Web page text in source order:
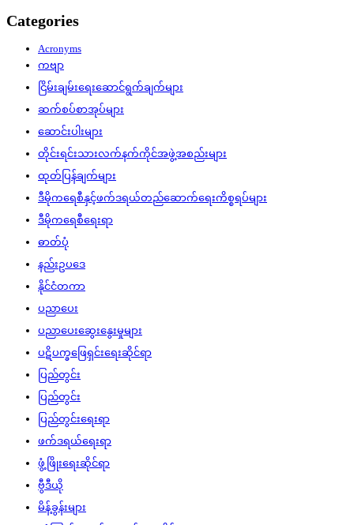
Categories
Acronyms
ကဗျာ
ငြိမ်းချမ်းရေးဆောင်ရွက်ချက်များ
ဆက်စပ်စာအုပ်များ
ဆောင်းပါးများ
တိုင်းရင်းသားလက်နက်ကိုင်အဖွဲ့အစည်းများ
ထုတ်ပြန်ချက်များ
ဒီမိုကရေစီနှင့်ဖက်ဒရယ်တည်ဆောက်‌ရေးကိစ္စရပ်များ
ဒီမိုကရေစီရေးရာ
ဓာတ်ပုံ
နည်းဥပဒေ
နိုင်ငံတကာ
ပညာပေး
ပညာပေးဆွေးနွေးမှုများ
ပဋိပက္ခဖြေရှင်းရေးဆိုင်ရာ
ပြည်တွင်း
ပြည်တွင်း
ပြည်တွင်းရေးရာ
ဖက်ဒရယ်ရေးရာ
ဖွံ့ဖြိုးရေးဆိုင်ရာ
ဗွီဒီယို
မိန့်ခွန်းများ